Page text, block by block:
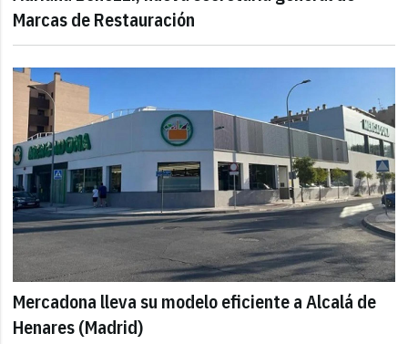
Marcas de Restauración
Mercadona lleva su modelo eficiente a Alcalá de
Henares (Madrid)